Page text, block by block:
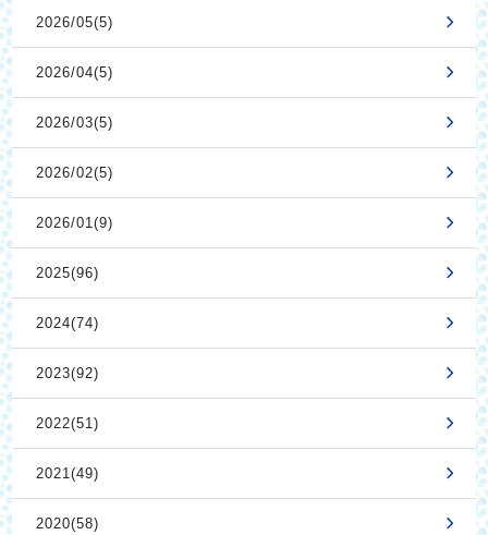
2026/05(5)
2026/04(5)
2026/03(5)
2026/02(5)
2026/01(9)
2025(96)
2024(74)
2023(92)
2022(51)
2021(49)
2020(58)